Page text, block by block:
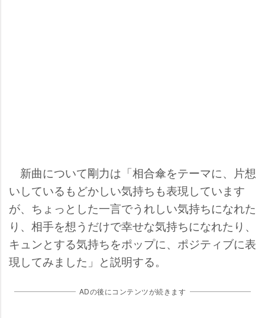
新曲について剛力は「相合傘をテーマに、片想
いしているもどかしい気持ちも表現しています
が、ちょっとした一言でうれしい気持ちになれた
り、相手を想うだけで幸せな気持ちになれたり、
キュンとする気持ちをポップに、ポジティブに表
現してみました」と説明する。
ADの後にコンテンツが続きます